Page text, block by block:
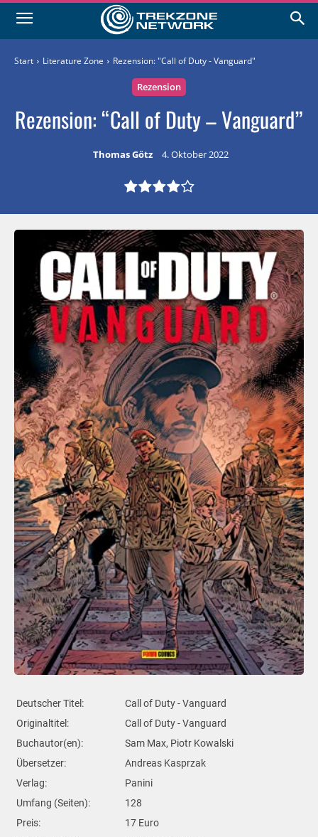
Start Literature Zone Rezension: "Call of Duty - Vanguard"
Rezension
Rezension: “Call of Duty – Vanguard”
Thomas Götz 4. Oktober 2022
Deutscher Titel:
Call of Duty - Vanguard
Originaltitel:
Call of Duty - Vanguard
Buchautor(en):
Sam Max, Piotr Kowalski
Übersetzer:
Andreas Kasprzak
Verlag:
Panini
Umfang (Seiten):
128
Preis:
17 Euro